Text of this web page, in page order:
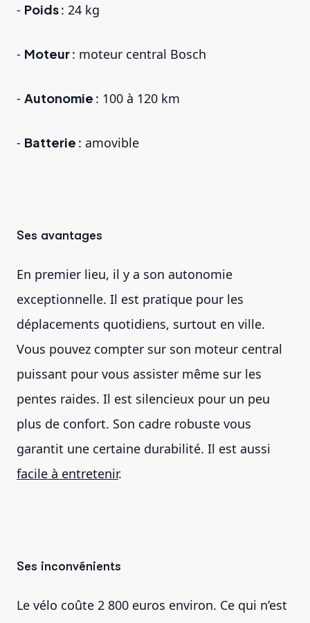
- Poids: 24 kg
- Moteur: moteur central Bosch
- Autonomie : 100 à 120 km
- Batterie : amovible
Ses avantages
En premier lieu, il y a son autonomie
exceptionnelle. Il est pratique pour les
déplacements quotidiens, surtout en ville.
Vous pouvez compter sur son moteur central
puissant pour vous assister même sur les
pentes raides. Il est silencieux pour un peu
plus de confort. Son cadre robuste vous
garantit une certaine durabilité. Il est aussi
facile à entretenir.
Ses inconvénients
Le vélo coûte 2 800 euros environ. Ce qui n’est